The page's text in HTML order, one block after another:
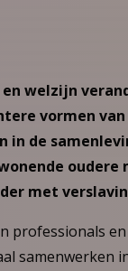
en welzijn
vormen
in de
met
professionals
samenwerken